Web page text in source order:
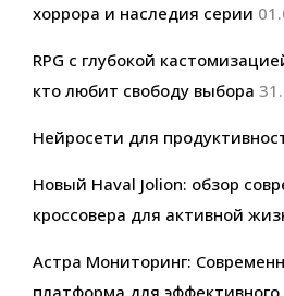
хоррора и наследия серии
RPG с глубокой
кто любит свободу выбора
Нейросети для
Новый Haval Jolion: обзор
кроссовера для активной
Астра Мониторинг:
платформа для